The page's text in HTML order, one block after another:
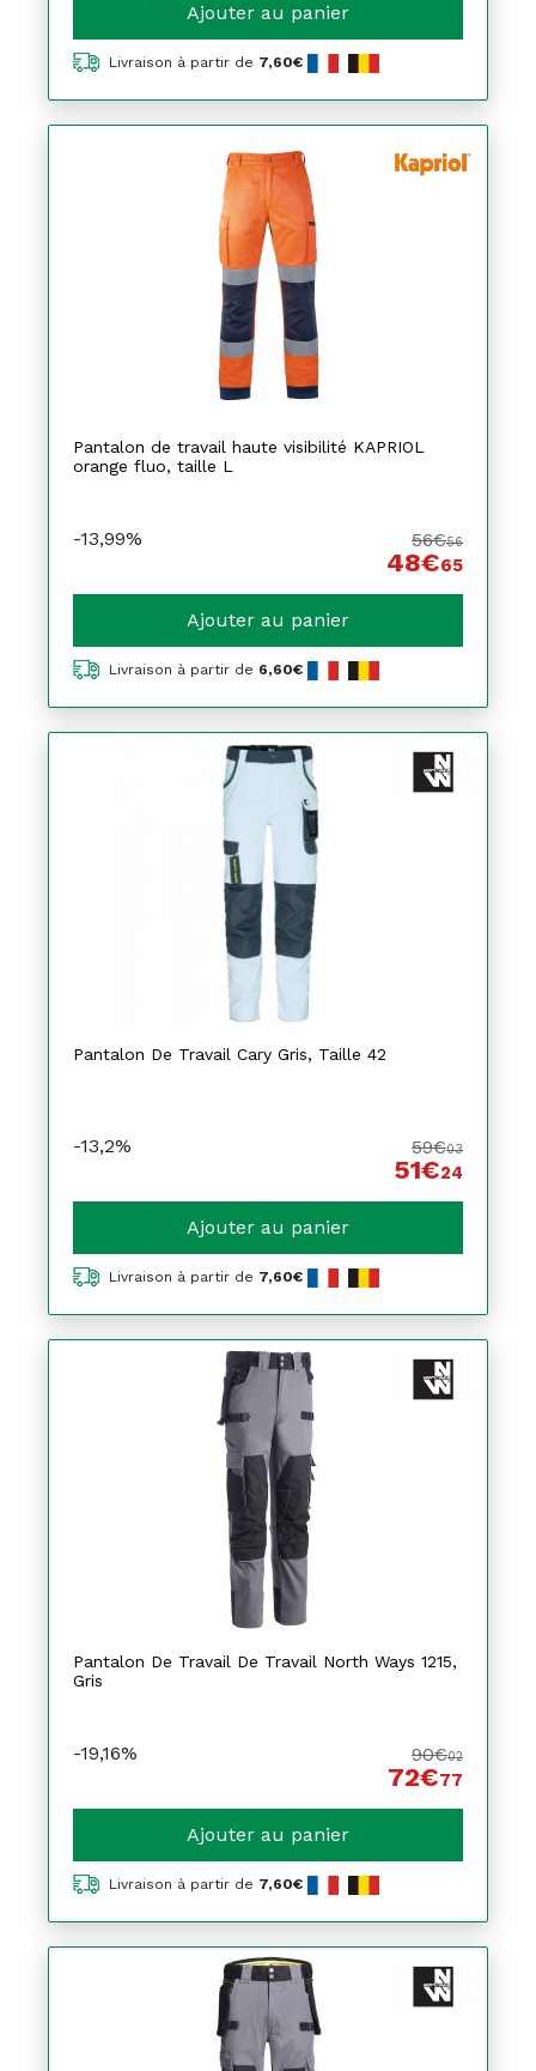
Ajouter au panier
Livraison à partir de 7,60€
Pantalon de travail haute visibilité KAPRIOL
orange fluo, taille L
-13,99% 56€56
48€65
Ajouter au panier
Livraison à partir de 6,60€
Pantalon De Travail Cary Gris, Taille 42
-13,2% 59€03
51€24
Ajouter au panier
Livraison à partir de 7,60€
Pantalon De Travail De Travail North Ways 1215,
Gris
-19,16% 90€02
72€77
Ajouter au panier
Livraison à partir de 7,60€